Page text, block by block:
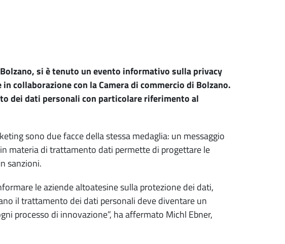
si è tenuto un evento informativo sulla privacy
collaborazione con la Camera di commercio di Bolzano.
dei dati personali con particolare riferimento al
sono due facce della stessa medaglia: un messaggio
materia di trattamento dati permette di progettare le
sanzioni.
le aziende altoatesine sulla protezione dei dati,
il trattamento dei dati personali deve diventare un
processo di innovazione”, ha affermato Michl Ebner,